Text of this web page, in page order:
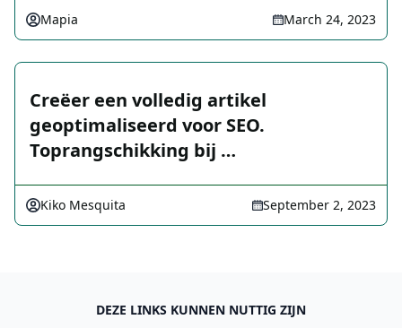
Mapia March 24, 2023
Creëer een volledig artikel
geoptimaliseerd voor SEO.
Toprangschikking bij …
Kiko Mesquita September 2, 2023
DEZE LINKS KUNNEN NUTTIG ZIJN